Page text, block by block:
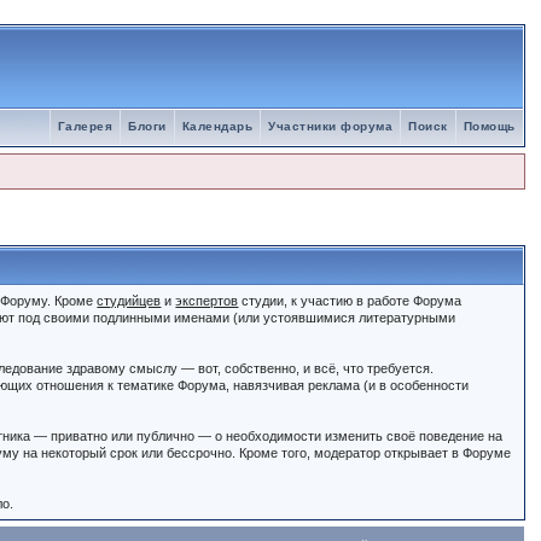
Помощь
Поиск
Участники форума
Календарь
Блоги
Галерея
Форуму. Кроместудийцев иэкспертов студии, к участию в работе Форума
под своими подлинными именами (или устоявшимися литературными
здравому смыслу — вот, собственно, и всё, что требуется.
отношения к тематике Форума, навязчивая реклама (и в особенности
— приватно или публично — о необходимости изменить своё поведение на
на некоторый срок или бессрочно. Кроме того, модератор открывает в Форуме